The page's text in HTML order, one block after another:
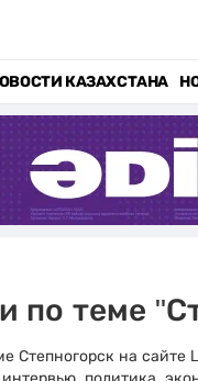
КАЗАХСТАНА
по теме
Степногорск на